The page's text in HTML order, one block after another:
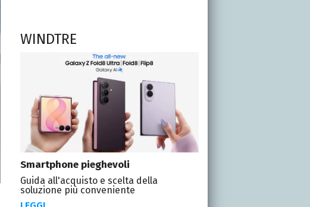
WINDTRE
Smartphone pieghevoli
Guida all'acquisto e scelta della
soluzione più conveniente